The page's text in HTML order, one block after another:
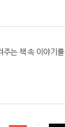
주는 책 속 이야기